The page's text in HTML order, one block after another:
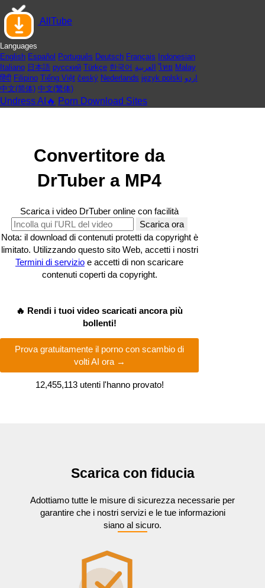
AllTube
Languages
English Español Português Deutsch Français
Indonesian
Italiano 日本語 русский Türkçe 한국어 العربية ไทย Malay
हिंदी Filipino Tiếng Việt český Nederlands język polski اردو
中文(简体) 中文(繁体)
Undress AI🔥 Porn Download Sites
Convertitore da
DrTuber a MP4
Scarica i video DrTuber online con facilità
Scarica ora
Nota: il download di contenuti protetti da copyright è
limitato. Utilizzando questo sito Web, accetti i nostri
Termini di servizio e accetti di non scaricare
contenuti coperti da copyright.
🔥 Rendi i tuoi video scaricati ancora più
bollenti!
Prova gratuitamente il porno con scambio di
volti AI ora →
12,455,132 utenti l'hanno provato!
Scarica con fiducia
Adottiamo tutte le misure di sicurezza necessarie per
garantire che i nostri servizi e le tue informazioni
siano al sicuro.